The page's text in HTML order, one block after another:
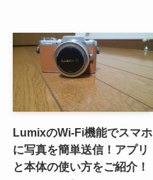
LumixのWi-Fi機能でスマホ
に写真を簡単送信！アプリ
と本体の使い方をご紹介！